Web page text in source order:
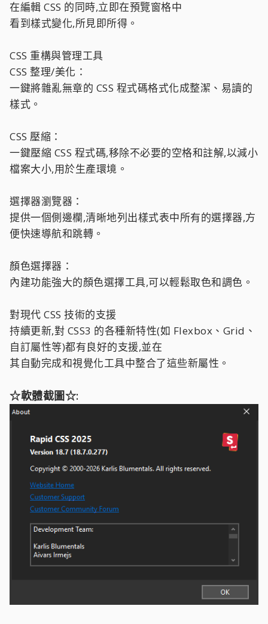
在編輯 CSS 的同時,立即在預覽窗格中
看到樣式變化,所見即所得。
CSS 重構與管理工具
CSS 整理/美化：
一鍵將雜亂無章的 CSS 程式碼格式化成整潔、易讀的
樣式。
CSS 壓縮：
一鍵壓縮 CSS 程式碼,移除不必要的空格和註解,以減小
檔案大小,用於生產環境。
選擇器瀏覽器：
提供一個側邊欄,清晰地列出樣式表中所有的選擇器,方
便快速導航和跳轉。
顏色選擇器：
內建功能強大的顏色選擇工具,可以輕鬆取色和調色。
對現代 CSS 技術的支援
持續更新,對 CSS3 的各種新特性(如 Flexbox、Grid、
自訂屬性等)都有良好的支援,並在
其自動完成和視覺化工具中整合了這些新屬性。
☆軟體截圖☆: